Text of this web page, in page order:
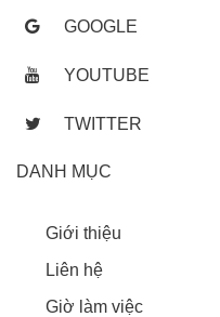
GOOGLE
YOUTUBE
TWITTER
DANH MỤC
Giới thiệu
Liên hệ
Giờ làm việc